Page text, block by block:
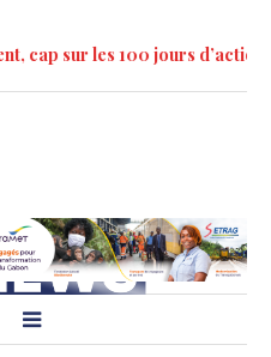
les 100 jours d’action »